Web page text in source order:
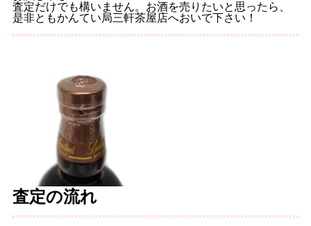
査定だけでも構いません。お酒を売りたいと思ったら、
是非ともかんてい局三軒茶屋店へおいで下さい！
査定の流れ